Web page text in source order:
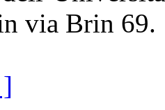
via Brin 69.